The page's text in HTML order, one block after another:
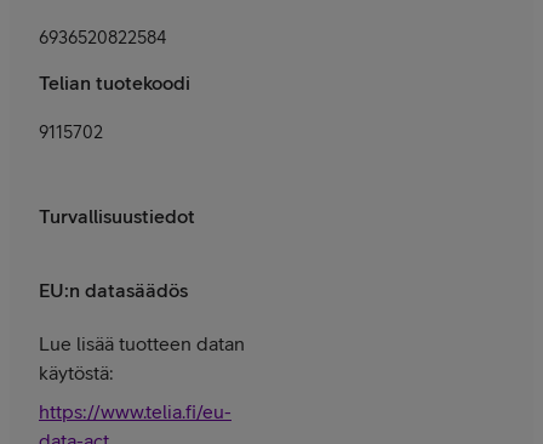
6936520822584
Telian tuotekoodi
9115702
Turvallisuustiedot
EU:n datasäädös
Lue lisää tuotteen datan
käytöstä:
https://www.telia.fi/eu-